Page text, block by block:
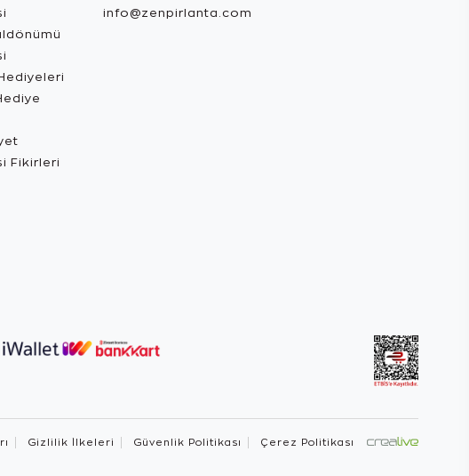
Hediyeleri
Fikirleri
info@zenpirlanta.com
Gizlilik İlkeleri Güvenlik Politikası Çerez Politikası